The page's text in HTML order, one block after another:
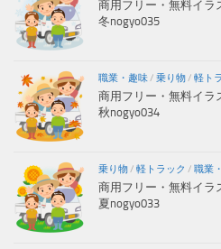
商用フリー・無料イラ
冬nogyo035
職業・趣味/ 乗り物/ 軽ト
商用フリー・無料イラ
秋nogyo034
乗り物/ 軽トラック / 職業
商用フリー・無料イラ
夏nogyo033